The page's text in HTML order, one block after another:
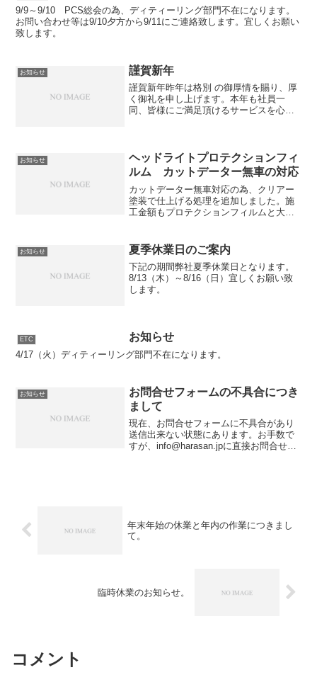
9/9～9/10 PCS総会の為、ディティーリング部門不在になります。
お問い合わせ等は9/10夕方から9/11にご連絡致します。宜しくお願い
致します。
お知らせ 謹賀新年
謹賀新年昨年は格別 の御厚情を賜り、厚
く御礼を申し上げます。本年も社員一
同、皆様にご満足頂けるサービスを心が
益々のご発展を心よりお祈...
お知らせ
ヘッドライトプロテクションフィ
ルム カットデーター無車の対応
カットデーター無車対応の為、クリアー
塗装で仕上げる処理を追加しました。施
工金額もプロテクションフィルムと大差
はお問合せ下さい。
お知らせ 夏季休業日のご案内
下記の期間弊社夏季休業日となります。
8/13（木）～8/16（日）宜しくお願い致
します。
ETC お知らせ
4/17（火）ディティーリング部門不在になります。
お知らせ
お問合せフォームの不具合につき
まして
現在、お問合せフォームに不具合があり
送信出来ない状態にあります。お手数で
すが、info@harasan.jpに直接お問合せ下
年末年始の休業と年内の作業につきまし
て。
臨時休業のお知らせ。
コメント